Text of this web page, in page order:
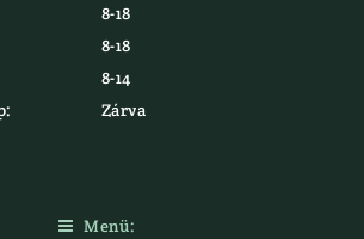
8-18
8-18
8-14
Zárva

Menü: